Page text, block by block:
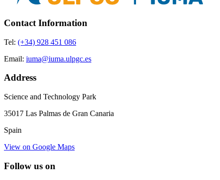
Contact Information
Tel: (+34) 928 451 086
Email: iuma@iuma.ulpgc.es
Address
Science and Technology Park
35017 Las Palmas de Gran Canaria
Spain
View on Google Maps
Follow us on